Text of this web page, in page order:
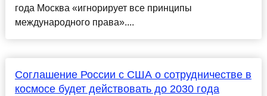
года Москва «игнорирует все принципы
международного права»....
Соглашение России с США о сотрудничестве в
космосе будет действовать до 2030 года